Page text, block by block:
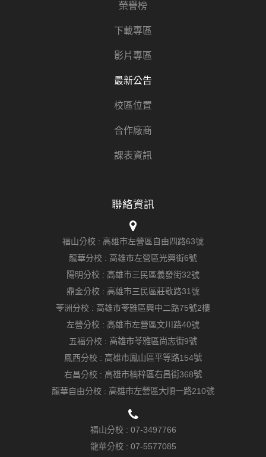
榮譽榜
下載專區
影片專區
最新公告
校區位置
合作廠商
課表資訊
聯絡資訊
福山分校 : 高雄市左營區自由四路63號
龍華分校 : 高雄市左營區光興街6號
陽明分校 : 高雄市三民區義發街32號
鼎金分校 : 高雄市三民區莊敬路31號
苓洲分校 : 高雄市苓雅區興中二路75號2樓
左營分校 : 高雄市左營區文川路40號
五福分校 : 高雄市苓雅區尚志街9號
鳳西分校 : 高雄市鳳山區平等路154號
右昌分校 : 高雄市楠梓區右昌街368號
龍華自由分校 : 高雄市左營區大順一路210號
福山分校 : 07-3497766
龍華分校 : 07-5577085